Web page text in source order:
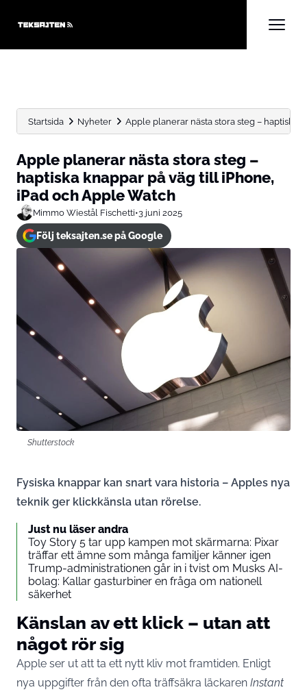
Startsida Nyheter Apple planerar nästa stora steg – haptiska
Apple planerar nästa stora steg –
haptiska knappar på väg till iPhone,
iPad och Apple Watch
Mimmo Wiestål Fischetti•3 juni 2025
Följ teksajten.se på Google
Shutterstock
Fysiska knappar kan snart vara historia – Apples nya
teknik ger klickkänsla utan rörelse.
Just nu läser andra
Toy Story 5 tar upp kampen mot skärmarna: Pixar
träffar ett ämne som många familjer känner igen
Trump-administrationen går in i tvist om Musks AI-
bolag: Kallar gasturbiner en fråga om nationell
säkerhet
Känslan av ett klick – utan att
något rör sig
Apple ser ut att ta ett nytt kliv mot framtiden. Enligt
nya uppgifter från den ofta träffsäkra läckaren Instant